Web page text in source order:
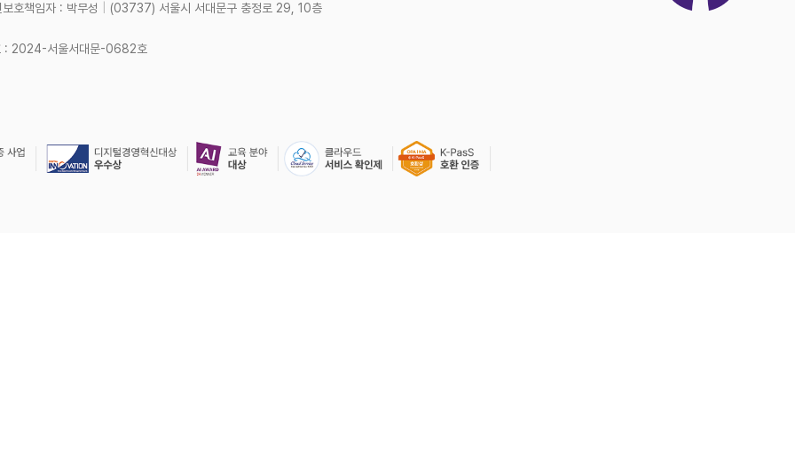
호책임자 : 박무성 (03737) 서울시 서대문구 충정로 29, 10층
: 2024-서울서대문-0682호